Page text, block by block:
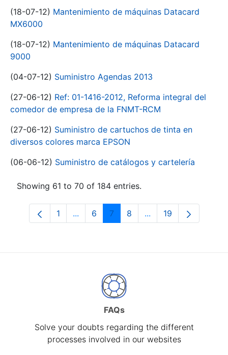
(18-07-12) Mantenimiento de máquinas Datacard
MX6000
(18-07-12) Mantenimiento de máquinas Datacard
9000
(04-07-12) Suministro Agendas 2013
(27-06-12) Ref: 01-1416-2012, Reforma integral del
comedor de empresa de la FNMT-RCM
(27-06-12) Suministro de cartuchos de tinta en
diversos colores marca EPSON
(06-06-12) Suministro de catálogos y cartelería
Showing 61 to 70 of 184 entries.
Page
1 ...Intermediate Pages Use TAB to
Page
6 Page
7 Page
8 ...Intermediate Pages
Page
19
FAQs
Solve your doubts regarding the different
processes involved in our websites